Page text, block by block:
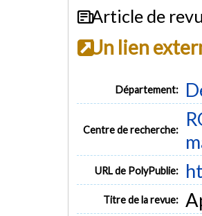
Article de
Un lien
Département:
Centre de recherche:
URL de PolyPublie:
Titre de la revue: